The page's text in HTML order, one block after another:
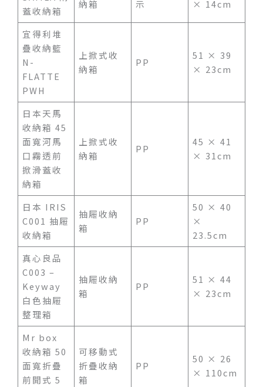
蓋收納箱
納箱 示 × 14cm
宜得利堆
疊收納籃
N-
FLATTE
PWH
上掀式收
納箱
PP
51 × 39
× 23cm
日本天馬
收納箱 45
面寬河馬
口霧透前
掀滑蓋收
納箱
上掀式收
納箱
PP
45 × 41
× 31cm
日本 IRIS
C001 抽屜
收納箱
抽屜收納
箱
PP
50 × 40
×
23.5cm
真心良品
C003 –
Keyway
白色抽屜
整理箱
抽屜收納
箱
PP
51 × 44
× 23cm
Mr box
收納箱 50
面寬折疊
前開式 5
可移動式
折疊收納
箱
PP
50 × 26
× 110cm